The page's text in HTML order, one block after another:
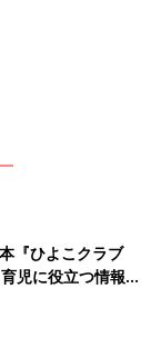
が、教育費のこ
け貯めておけば
ファイナンシャ
お聞きしまし
？
『ひよこクラブ
児に役立つ情報が